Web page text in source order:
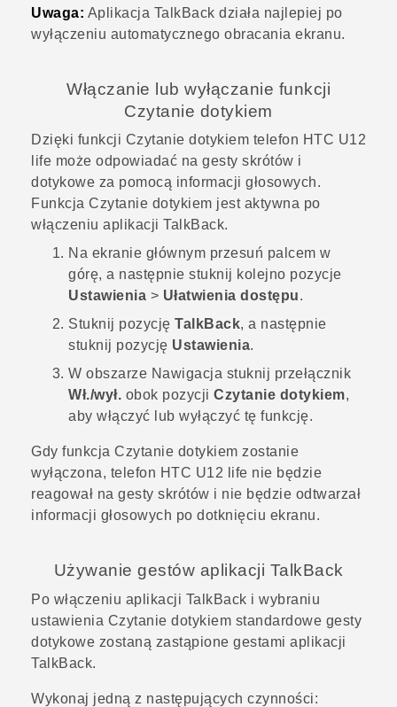
Uwaga: Aplikacja TalkBack działa najlepiej po
wyłączeniu automatycznego obracania ekranu.
Włączanie lub wyłączanie funkcji
Czytanie dotykiem
Dzięki funkcji Czytanie dotykiem telefon HTC U12
life może odpowiadać na gesty skrótów i
dotykowe za pomocą informacji głosowych.
Funkcja Czytanie dotykiem jest aktywna po
włączeniu aplikacji TalkBack.
Na ekranie głównym przesuń palcem w
górę, a następnie stuknij kolejno pozycje
Ustawienia > Ułatwienia dostępu.
Stuknij pozycję TalkBack, a następnie
stuknij pozycję Ustawienia.
W obszarze Nawigacja stuknij przełącznik
Wł./wył. obok pozycji Czytanie dotykiem,
aby włączyć lub wyłączyć tę funkcję.
Gdy funkcja Czytanie dotykiem zostanie
wyłączona, telefon HTC U12 life nie będzie
reagował na gesty skrótów i nie będzie odtwarzał
informacji głosowych po dotknięciu ekranu.
Używanie gestów aplikacji TalkBack
Po włączeniu aplikacji TalkBack i wybraniu
ustawienia Czytanie dotykiem standardowe gesty
dotykowe zostaną zastąpione gestami aplikacji
TalkBack.
Wykonaj jedną z następujących czynności: